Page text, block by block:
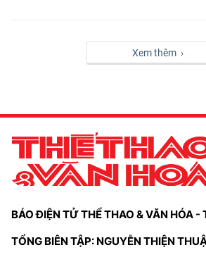
Xem thêm ›
BÁO ĐIỆN TỬ THỂ THAO & VĂN HÓA -
TỔNG BIÊN TẬP: NGUYỄN THIỆN